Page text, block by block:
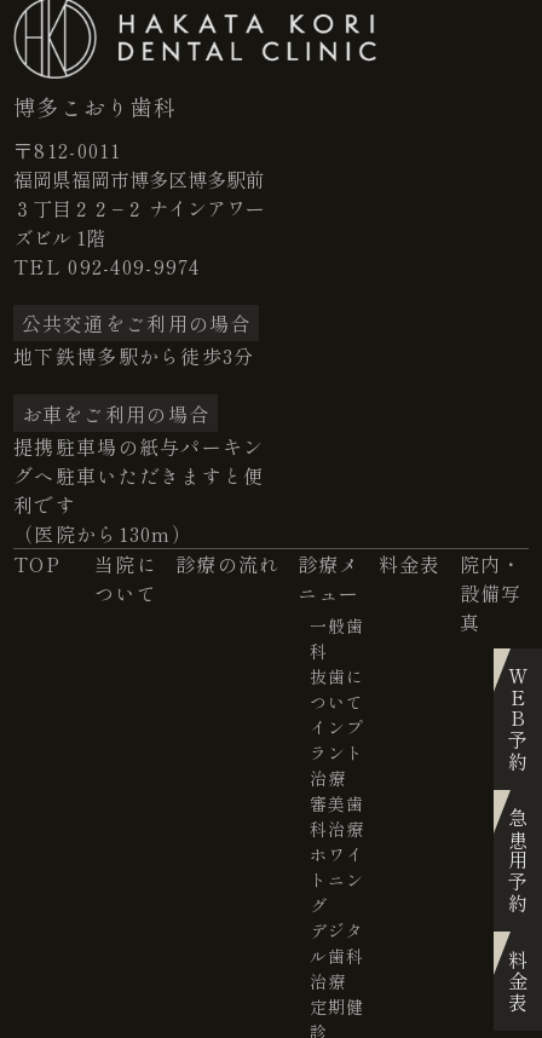
WEB予約
急患用予約
料金表
博多こおり歯科
〒812-0011
福岡県福岡市博多区博多駅前
３丁目２２−２ ナインアワー
ズビル 1階
TEL092-409-9974
公共交通をご利用の場合
地下鉄博多駅から徒歩3分
お車をご利用の場合
提携駐車場の紙与パーキン
グへ駐車いただきますと便
利です
（医院から130m）
TOP
当院に
ついて
診療の流れ
診療メ
ニュー
一般歯
科
抜歯に
ついて
インプ
ラント
治療
審美歯
科治療
ホワイ
トニン
グ
デジタ
ル歯科
治療
定期健
診
料金表
院内・
設備写
真